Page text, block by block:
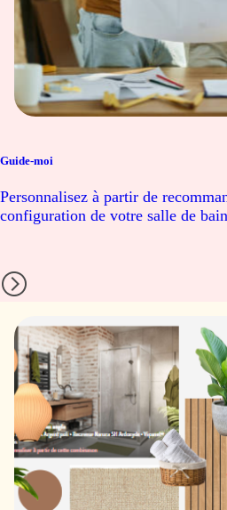
Guide-moi
Personnalisez à partir de
configuration de votre salle de